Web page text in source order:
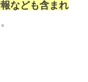
なども含まれ